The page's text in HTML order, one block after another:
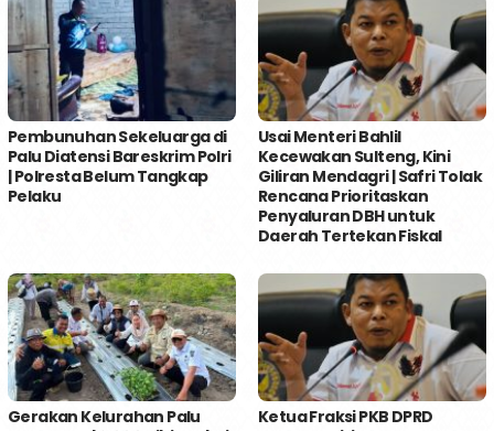
Pembunuhan Sekeluarga di
Palu Diatensi Bareskrim Polri
| Polresta Belum Tangkap
Pelaku
Usai Menteri Bahlil
Kecewakan Sulteng, Kini
Giliran Mendagri | Safri Tolak
Rencana Prioritaskan
Penyaluran DBH untuk
Daerah Tertekan Fiskal
Gerakan Kelurahan Palu
Ketua Fraksi PKB DPRD